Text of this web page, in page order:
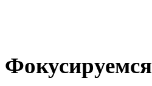
Фокусируемся